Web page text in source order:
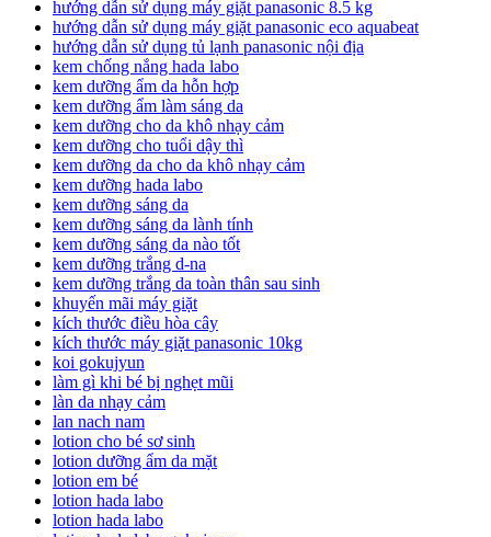
hướng dẫn sử dụng máy giặt panasonic 8.5 kg
hướng dẫn sử dụng máy giặt panasonic eco aquabeat
hướng dẫn sử dụng tủ lạnh panasonic nội địa
kem chống nắng hada labo
kem dưỡng ẩm da hỗn hợp
kem dưỡng ẩm làm sáng da
kem dưỡng cho da khô nhạy cảm
kem dưỡng cho tuổi dậy thì
kem dưỡng da cho da khô nhạy cảm
kem dưỡng hada labo
kem dưỡng sáng da
kem dưỡng sáng da lành tính
kem dưỡng sáng da nào tốt
kem dưỡng trắng d-na
kem dưỡng trắng da toàn thân sau sinh
khuyến mãi máy giặt
kích thước điều hòa cây
kích thước máy giặt panasonic 10kg
koi gokujyun
làm gì khi bé bị nghẹt mũi
làn da nhạy cảm
lan nach nam
lotion cho bé sơ sinh
lotion dưỡng ẩm da mặt
lotion em bé
lotion hada labo
lotion hada labo